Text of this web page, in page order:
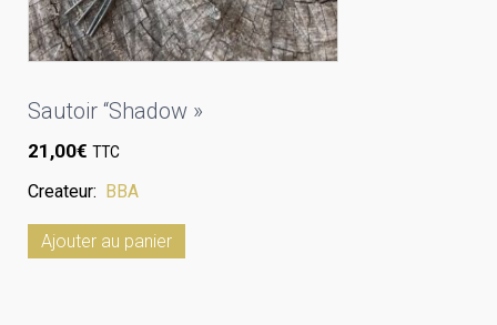
Sautoir “Shadow »
21,00€ TTC
Createur: BBA
Ajouter au panier